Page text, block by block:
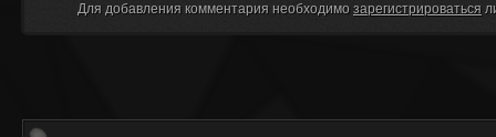
Для добавления комментария необходимо зарегистрироваться